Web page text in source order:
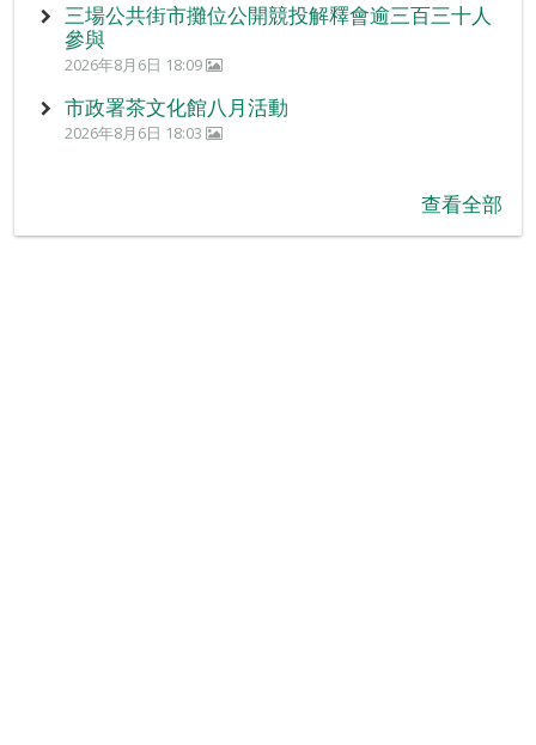
三場公共街市攤位公開競投解釋會逾三百三十人
參與
2026年8月6日 18:09
市政署茶文化館八月活動
2026年8月6日 18:03
查看全部